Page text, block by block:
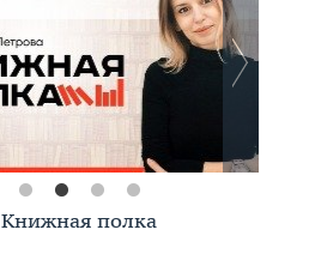
Книжная полка